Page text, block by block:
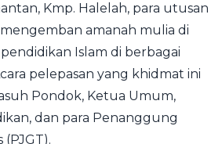
Kmp. Halelah, para utusan
amanah mulia di
Islam di berbagai
pelepasan yang khidmat ini
Pondok, Ketua Umum,
dan para Penanggung